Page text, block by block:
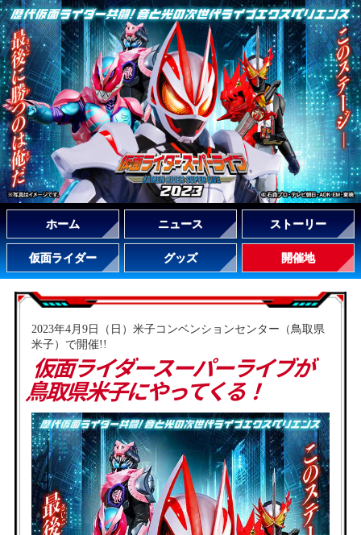
ホーム ニュース ストーリー
仮面ライダー グッズ 開催地
2023年4月9日（日）米子コンベンションセンター（鳥取県
米子）で開催!!
仮面ライダースーパーライブが
鳥取県米子にやってくる！